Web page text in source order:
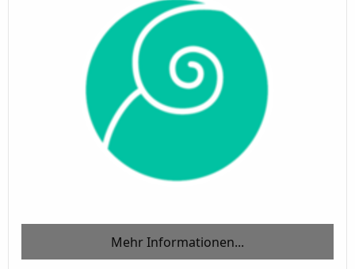
Mehr Informationen...